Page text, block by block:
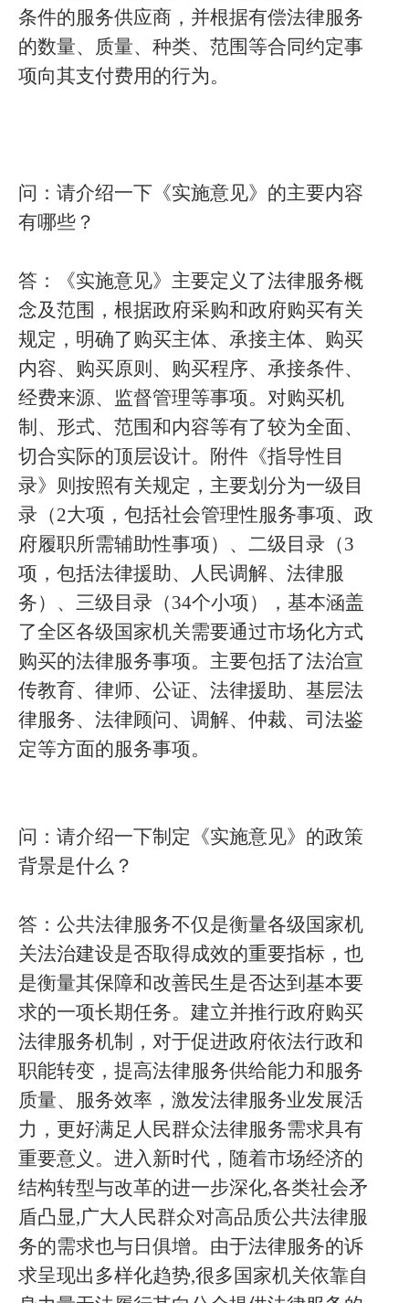
条件的服务供应商，并根据有偿法律服务
的数量、质量、种类、范围等合同约定事
项向其支付费用的行为。
问：请介绍一下《实施意见》的主要内容
有哪些？
答：《实施意见》主要定义了法律服务概
念及范围，根据政府采购和政府购买有关
规定，明确了购买主体、承接主体、购买
内容、购买原则、购买程序、承接条件、
经费来源、监督管理等事项。对购买机
制、形式、范围和内容等有了较为全面、
切合实际的顶层设计。附件《指导性目
录》则按照有关规定，主要划分为一级目
录（2大项，包括社会管理性服务事项、政
府履职所需辅助性事项）、二级目录（3
项，包括法律援助、人民调解、法律服
务）、三级目录（34个小项），基本涵盖
了全区各级国家机关需要通过市场化方式
购买的法律服务事项。主要包括了法治宣
传教育、律师、公证、法律援助、基层法
律服务、法律顾问、调解、仲裁、司法鉴
定等方面的服务事项。
问：请介绍一下制定《实施意见》的政策
背景是什么？
答：公共法律服务不仅是衡量各级国家机
关法治建设是否取得成效的重要指标，也
是衡量其保障和改善民生是否达到基本要
求的一项长期任务。建立并推行政府购买
法律服务机制，对于促进政府依法行政和
职能转变，提高法律服务供给能力和服务
质量、服务效率，激发法律服务业发展活
力，更好满足人民群众法律服务需求具有
重要意义。进入新时代，随着市场经济的
结构转型与改革的进一步深化,各类社会矛
盾凸显,广大人民群众对高品质公共法律服
务的需求也与日俱增。由于法律服务的诉
求呈现出多样化趋势,很多国家机关依靠自